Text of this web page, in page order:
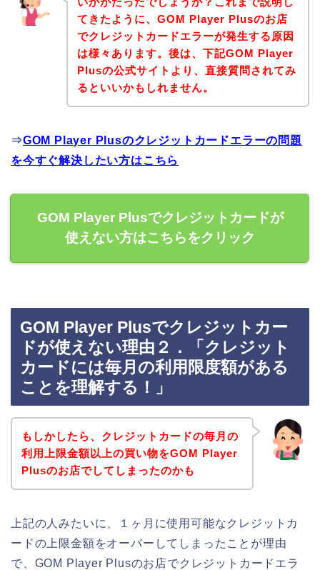
てきたように、GOM Player Plusのお店
でクレジットカードエラーが発生する原因
は様々あります。後は、下記GOM Player
Plusの公式サイトより、直接質問されてみ
るといいかもしれません。
⇒GOM Player Plusのクレジットカードエラーの問題
を今すぐ解決したい方はこちら
GOM Player Plusでクレジットカードが
使えない方はこちらをクリック
GOM Player Plusでクレジットカー
ドが使えない理由２．「クレジット
カードには毎月の利用限度額がある
ことを理解する！」
もしかしたら、クレジットカードの毎月の
利用上限金額以上の買い物をGOM Player
Plusのお店でしてしまったのかも
上記の人みたいに、１ヶ月に使用可能なクレジットカ
ードの上限金額をオーバーしてしまったことが理由
で、GOM Player Plusのお店でクレジットカードエラ